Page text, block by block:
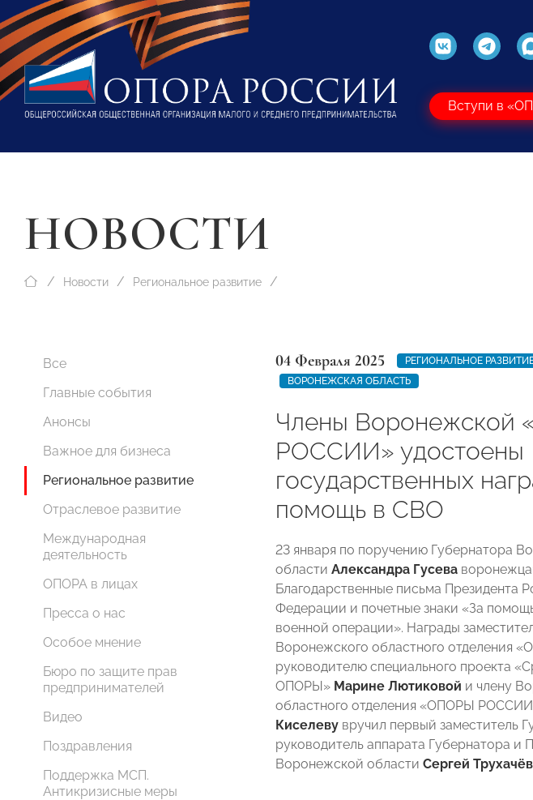
Вступи в
НОВОСТИ
Новости Региональное развитие
Все
Главные события
Анонсы
Важное для бизнеса
Региональное развитие
Отраслевое развитие
Международная
деятельность
ОПОРА в лицах
Пресса о нас
Особое мнение
Бюро по защите прав
предпринимателей
Видео
Поздравления
Поддержка МСП.
Антикризисные меры
04 Февраля 2025
РЕГИОНАЛЬНОЕ
ВОРОНЕЖСКАЯ ОБЛАСТЬ
Члены
РОССИИ» удостоены
государственных
помощь в СВО
23 января по поручению Губернатора
области Александра Гусева
Благодарственные письма Президента
Федерации и почетные знаки «За
военной операции». Награды
Воронежского областного отделения
руководителю специального проекта
ОПОРЫ» Марине Лютиковой и члену
областного отделения «ОПОРЫ
Киселеву вручил первый заместитель
руководитель аппарата Губернатора и
Воронежской области Сергей Трухачёв